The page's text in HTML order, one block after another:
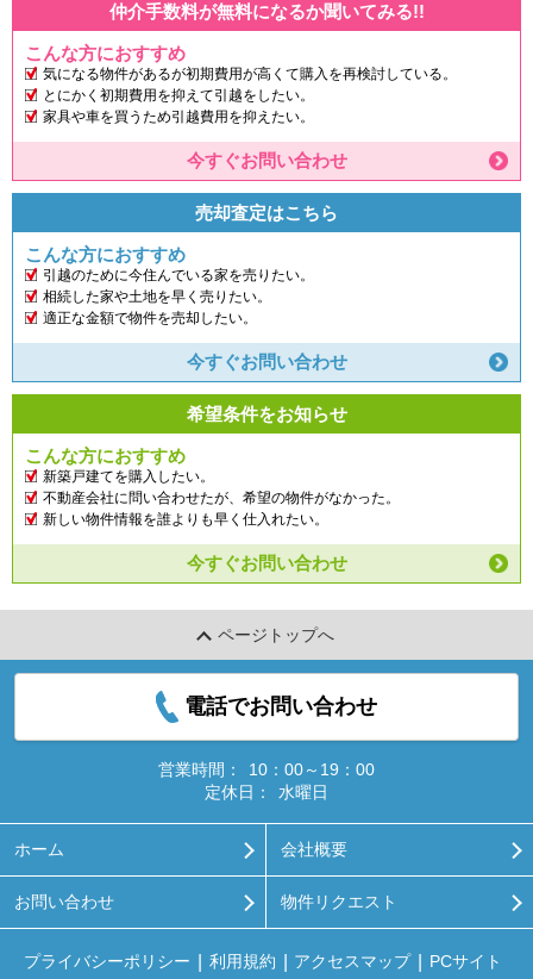
仲介手数料が無料になるか聞いてみる!!
こんな方におすすめ
気になる物件があるが初期費用が高くて購入を再検討している。
とにかく初期費用を抑えて引越をしたい。
家具や車を買うため引越費用を抑えたい。
今すぐお問い合わせ
売却査定はこちら
こんな方におすすめ
引越のために今住んでいる家を売りたい。
相続した家や土地を早く売りたい。
適正な金額で物件を売却したい。
今すぐお問い合わせ
希望条件をお知らせ
こんな方におすすめ
新築戸建てを購入したい。
不動産会社に問い合わせたが、希望の物件がなかった。
新しい物件情報を誰よりも早く仕入れたい。
今すぐお問い合わせ
ページトップへ
電話でお問い合わせ
営業時間：
10：00～19：00
定休日：
水曜日
ホーム 会社概要
お問い合わせ 物件リクエスト
プライバシーポリシー 利用規約 アクセスマップ
PCサイト